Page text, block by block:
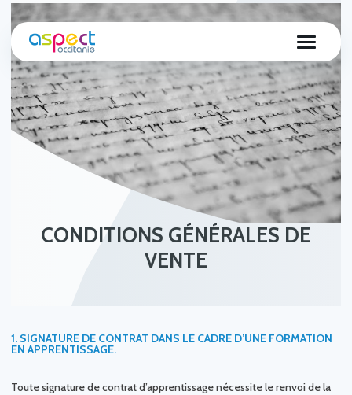
CONDITIONS GÉNÉRALES DE
VENTE
1. SIGNATURE DE CONTRAT DANS LE CADRE D’UNE FORMATION
EN APPRENTISSAGE.
Toute signature de contrat d’apprentissage nécessite le renvoi de la